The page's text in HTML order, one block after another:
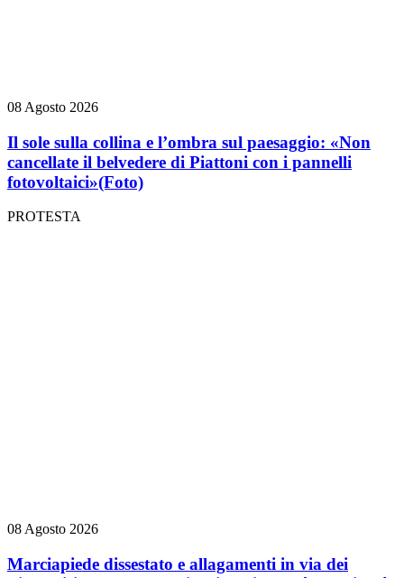
08 Agosto 2026
Il sole sulla collina e l’ombra sul paesaggio: «Non
cancellate il belvedere di Piattoni con i pannelli
fotovoltaici»(Foto)
PROTESTA
08 Agosto 2026
Marciapiede dissestato e allagamenti in via dei